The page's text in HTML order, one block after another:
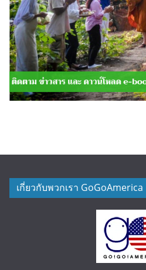
เกี่ยวกับพวกเรา GoGoAmerica